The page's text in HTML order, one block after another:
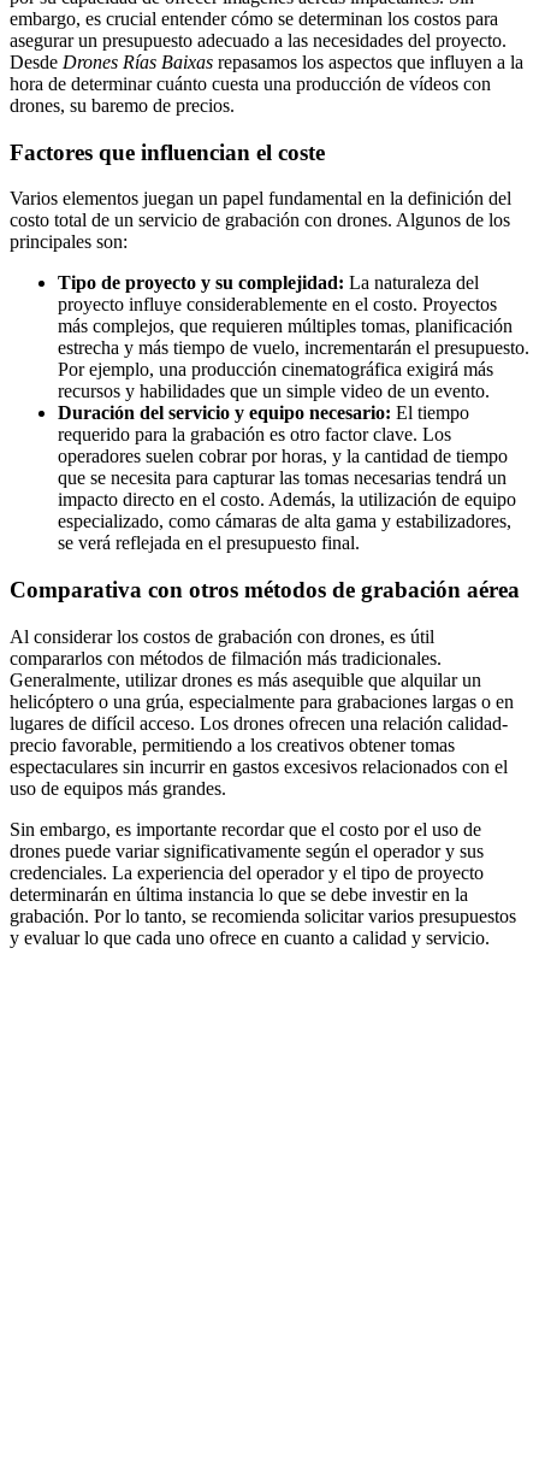
embargo, es crucial entender cómo se determinan los costos para
asegurar un presupuesto adecuado a las necesidades del proyecto.
Desde Drones Rías Baixas repasamos los aspectos que influyen a la
hora de determinar cuánto cuesta una producción de vídeos con
drones, su baremo de precios.
Factores que influencian el coste
Varios elementos juegan un papel fundamental en la definición del
costo total de un servicio de grabación con drones. Algunos de los
principales son:
Tipo de proyecto y su complejidad: La naturaleza del
proyecto influye considerablemente en el costo. Proyectos
más complejos, que requieren múltiples tomas, planificación
estrecha y más tiempo de vuelo, incrementarán el presupuesto.
Por ejemplo, una producción cinematográfica exigirá más
recursos y habilidades que un simple video de un evento.
Duración del servicio y equipo necesario: El tiempo
requerido para la grabación es otro factor clave. Los
operadores suelen cobrar por horas, y la cantidad de tiempo
que se necesita para capturar las tomas necesarias tendrá un
impacto directo en el costo. Además, la utilización de equipo
especializado, como cámaras de alta gama y estabilizadores,
se verá reflejada en el presupuesto final.
Comparativa con otros métodos de grabación aérea
Al considerar los costos de grabación con drones, es útil
compararlos con métodos de filmación más tradicionales.
Generalmente, utilizar drones es más asequible que alquilar un
helicóptero o una grúa, especialmente para grabaciones largas o en
lugares de difícil acceso. Los drones ofrecen una relación calidad-
precio favorable, permitiendo a los creativos obtener tomas
espectaculares sin incurrir en gastos excesivos relacionados con el
uso de equipos más grandes.
Sin embargo, es importante recordar que el costo por el uso de
drones puede variar significativamente según el operador y sus
credenciales. La experiencia del operador y el tipo de proyecto
determinarán en última instancia lo que se debe investir en la
grabación. Por lo tanto, se recomienda solicitar varios presupuestos
y evaluar lo que cada uno ofrece en cuanto a calidad y servicio.